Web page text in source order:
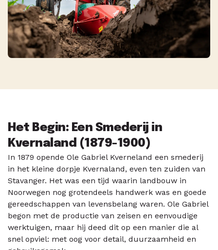
Het Begin: Een Smederij in
Kvernaland (1879-1900)
In 1879 opende Ole Gabriel Kverneland een smederij
in het kleine dorpje Kvernaland, even ten zuiden van
Stavanger. Het was een tijd waarin landbouw in
Noorwegen nog grotendeels handwerk was en goede
gereedschappen van levensbelang waren. Ole Gabriel
begon met de productie van zeisen en eenvoudige
werktuigen, maar hij deed dit op een manier die al
snel opviel: met oog voor detail, duurzaamheid en